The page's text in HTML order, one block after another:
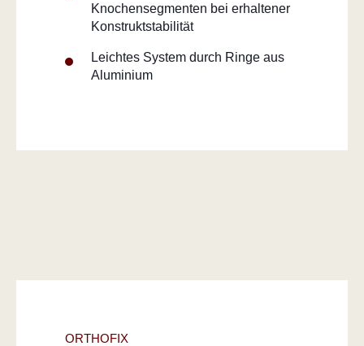
Knochensegmenten bei erhaltener
Konstruktstabilität
Leichtes System durch Ringe aus
Aluminium
ORTHOFIX